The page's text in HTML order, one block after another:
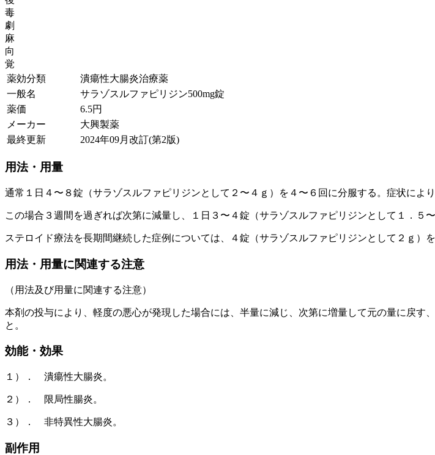
毒
劇
麻
向
覚
薬効分類
潰瘍性大腸炎治療薬
一般名
サラゾスルファピリジン500mg錠
薬価
6.5円
メーカー
大興製薬
最終更新
2024年09月改訂(第2版)
用法・用量
通常１日４〜８錠（サラゾスルファピリジンとして２〜４ｇ）を４〜６回に分服する。症状によ
この場合３週間を過ぎれば次第に減量し、１日３〜４錠（サラゾスルファピリジンとして１．５〜
ステロイド療法を長期間継続した症例については、４錠（サラゾスルファピリジンとして２ｇ）
用法・用量に関連する注意
（用法及び用量に関連する注意）
本剤の投与により、軽度の悪心が発現した場合には、半量に減じ、次第に増量して元の量に戻
と。
効能・効果
１）． 潰瘍性大腸炎。
２）． 限局性腸炎。
３）． 非特異性大腸炎。
副作用